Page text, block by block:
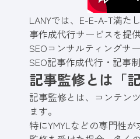
LANYでは、E-E-A-T満た
事作成代行サービスを提
SEOコンサルティングサ
SEO記事作成代行・記事
記事監修とは「
記事監修とは、コンテン
ます。
特にYMYLなどの専門性